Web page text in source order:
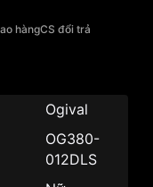
hàngCS đổi trả
Ogival
OG380-
012DLS